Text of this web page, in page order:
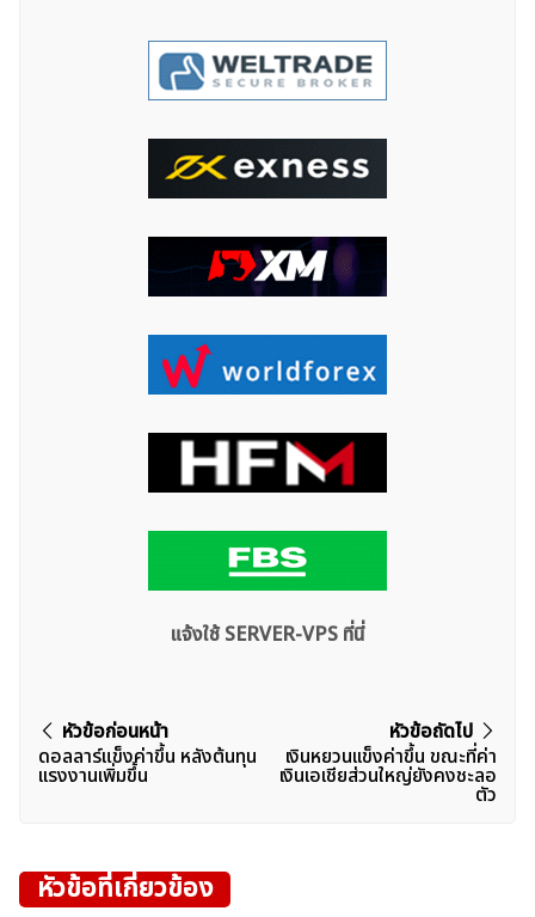
แจ้งใช้ SERVER-VPS ที่นี่
แนะแนว
เรื่อง
หัวข้อก่อนหน้า
ดอลลาร์แข็งค่าขึ้น หลังต้นทุน
เเรงงานเพิ่มขึ้น
หัวข้อถัดไป
เงินหยวนเเข็งค่าขึ้น ขณะที่ค่า
เงินเอเชียส่วนใหญ่ยังคงชะลอ
ตัว
หัวข้อที่เกี่ยวข้อง